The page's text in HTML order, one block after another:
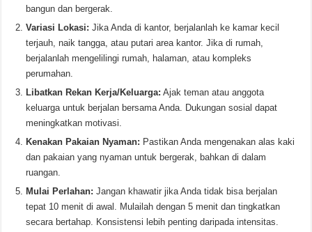
bangun dan bergerak.
Variasi Lokasi: Jika Anda di kantor, berjalanlah ke kamar kecil
terjauh, naik tangga, atau putari area kantor. Jika di rumah,
berjalanlah mengelilingi rumah, halaman, atau kompleks
perumahan.
Libatkan Rekan Kerja/Keluarga: Ajak teman atau anggota
keluarga untuk berjalan bersama Anda. Dukungan sosial dapat
meningkatkan motivasi.
Kenakan Pakaian Nyaman: Pastikan Anda mengenakan alas kaki
dan pakaian yang nyaman untuk bergerak, bahkan di dalam
ruangan.
Mulai Perlahan: Jangan khawatir jika Anda tidak bisa berjalan
tepat 10 menit di awal. Mulailah dengan 5 menit dan tingkatkan
secara bertahap. Konsistensi lebih penting daripada intensitas.